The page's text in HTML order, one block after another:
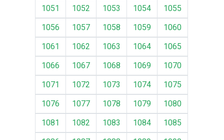
1051
1052 1053 1054
1055
1056
1057 1058 1059
1060
1061
1062 1063 1064
1065
1066
1067 1068 1069
1070
1071
1072 1073 1074
1075
1076
1077 1078 1079
1080
1081
1082 1083 1084
1085